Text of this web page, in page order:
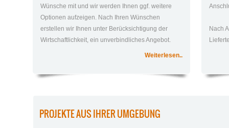
Wünsche mit und wir werden Ihnen ggf. weitere
Optionen aufzeigen. Nach Ihren Wünschen
erstellen wir Ihnen unter Berücksichtigung der
Wirtschaftlichkeit, ein unverbindliches Angebot.
Weiterlesen..
Nach
PROJEKTE AUS IHRER UMGEBUNG